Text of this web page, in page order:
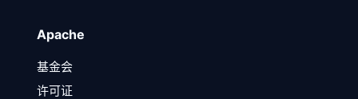
Apache
基金会
许可证